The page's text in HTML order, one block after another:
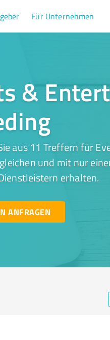
Für Unternehmen
&
aus 11 Treffern für
und mit nur
erhalten.
ANFRAGEN